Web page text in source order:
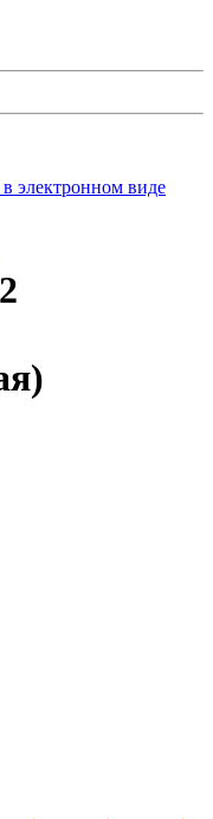
электронном виде